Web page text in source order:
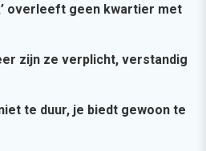
overleeft geen kwartier met
zijn ze verplicht, verstandig
te duur, je biedt gewoon te